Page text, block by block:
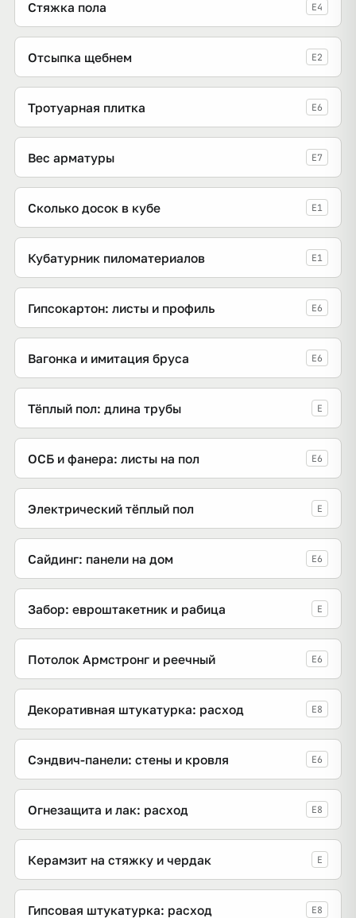
Стяжка пола E4
Отсыпка щебнем E2
Тротуарная плитка E6
Вес арматуры E7
Сколько досок в кубе E1
Кубатурник пиломатериалов E1
Гипсокартон: листы и профиль E6
Вагонка и имитация бруса E6
Тёплый пол: длина трубы E
ОСБ и фанера: листы на пол E6
Электрический тёплый пол E
Сайдинг: панели на дом E6
Забор: евроштакетник и рабица E
Потолок Армстронг и реечный E6
Декоративная штукатурка: расход E8
Сэндвич-панели: стены и кровля E6
Огнезащита и лак: расход E8
Керамзит на стяжку и чердак E
Гипсовая штукатурка: расход E8